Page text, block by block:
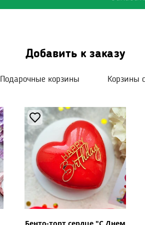
Добавить к заказу
Подарочные корзины Корзины